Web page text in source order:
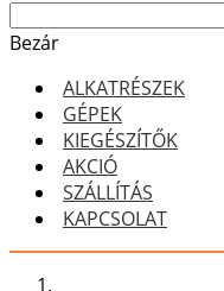
Bezár
ALKATRÉSZEK
GÉPEK
KIEGÉSZÍTŐK
AKCIÓ
SZÁLLÍTÁS
KAPCSOLAT